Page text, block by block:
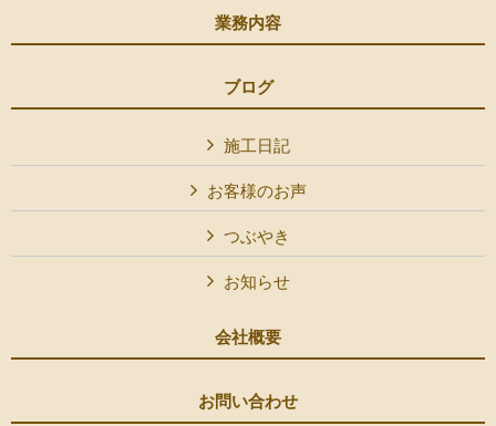
業務内容
ブログ
施工日記
お客様のお声
つぶやき
お知らせ
会社概要
お問い合わせ